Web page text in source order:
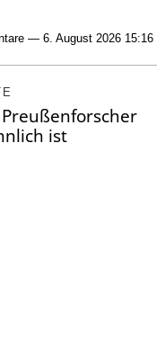
— 6. August 2026 15:16
ist